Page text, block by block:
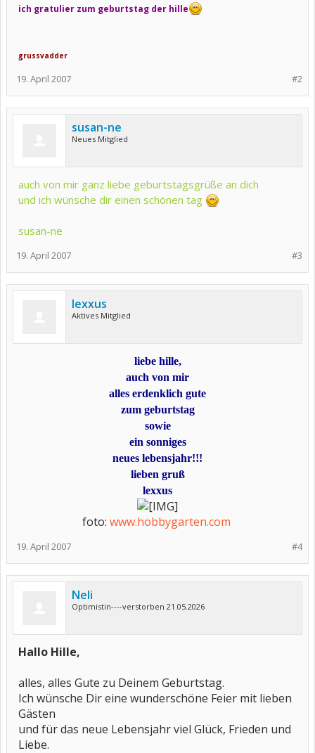
ich gratulier zum geburtstag der hille
grussvadder
#2
19. April 2007
susan-ne
Neues Mitglied
auch von mir ganz liebe geburtstagsgrüße an dich
und ich wünsche dir einen schönen tag
susan-ne
#3
19. April 2007
lexxus
Aktives Mitglied
liebe hille,
auch von mir
alles erdenklich gute
zum geburtstag
sowie
ein sonniges
neues lebensjahr!!!
lieben gruß
lexxus
foto: www.hobbygarten.com
#4
19. April 2007
Neli
Optimistin----verstorben 21.05.2026
Hallo Hille,
alles, alles Gute zu Deinem Geburtstag.
Ich wünsche Dir eine wunderschöne Feier mit lieben
Gästen
und für das neue Lebensjahr viel Glück, Frieden und
Liebe.